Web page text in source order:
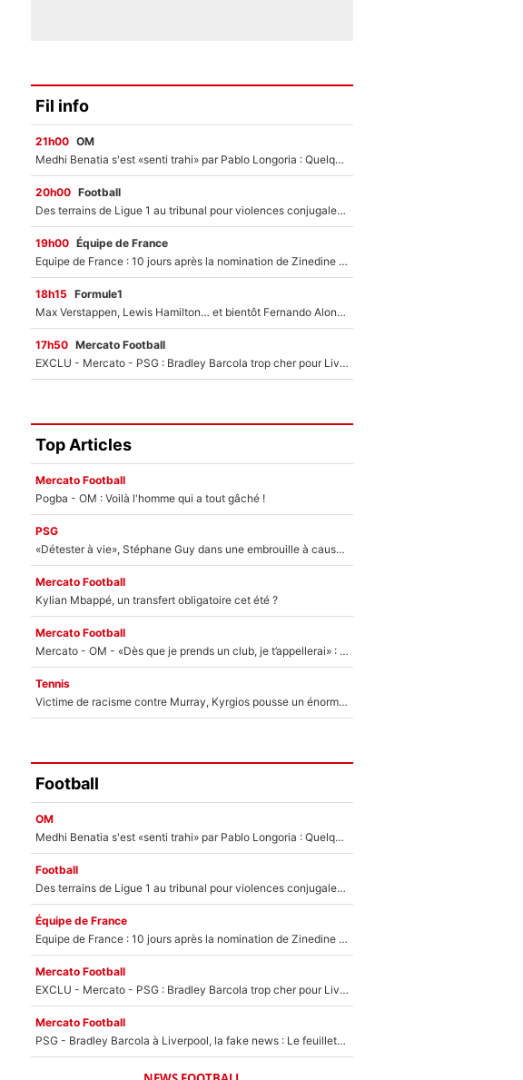
Fil info
21h00 OM
Medhi Benatia s'est «senti trahi» par Pablo Longoria : Quelques semaines après son départ, l'ancien directeur de football de l'OM règle ses comptes
20h00 Football
Des terrains de Ligue 1 au tribunal pour violences conjugales : Un arbitre français encourt une peine de 18 mois de prison !
19h00 Équipe de France
Equipe de France : 10 jours après la nomination de Zinedine Zidane, c'est au tour de son fils de prendre un nouveau départ !
18h15 Formule1
Max Verstappen, Lewis Hamilton… et bientôt Fernando Alonso ? Le classement des pilotes les mieux payés en Formule 1 risque de changer !
17h50 Mercato Football
EXCLU - Mercato - PSG : Bradley Barcola trop cher pour Liverpool
Top Articles
Mercato Football
Pogba - OM : Voilà l'homme qui a tout gâché !
PSG
«Détester à vie», Stéphane Guy dans une embrouille à cause du PSG !
Mercato Football
Kylian Mbappé, un transfert obligatoire cet été ?
Mercato Football
Mercato - OM - «Dès que je prends un club, je t’appellerai» : La promesse de Marcelino au moment de claquer la porte
Tennis
Victime de racisme contre Murray, Kyrgios pousse un énorme coup de gueule !
Football
OM
Medhi Benatia s'est «senti trahi» par Pablo Longoria : Quelques semaines après son départ, l'ancien directeur de football de l'OM règle ses comptes
Football
Des terrains de Ligue 1 au tribunal pour violences conjugales : Un arbitre français encourt une peine de 18 mois de prison !
Équipe de France
Equipe de France : 10 jours après la nomination de Zinedine Zidane, c'est au tour de son fils de prendre un nouveau départ !
Mercato Football
EXCLU - Mercato - PSG : Bradley Barcola trop cher pour Liverpool
Mercato Football
PSG - Bradley Barcola à Liverpool, la fake news : Le feuilleton continue !